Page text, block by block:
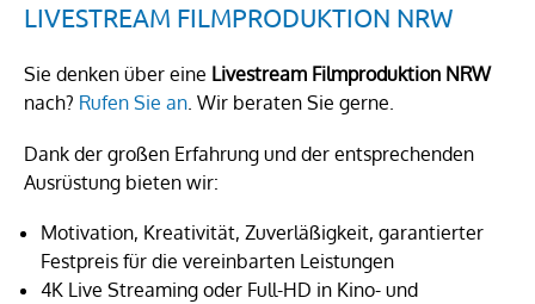
LIVESTREAM FILMPRODUKTION NRW
Sie denken über eine Livestream Filmproduktion NRW
nach? Rufen Sie an. Wir beraten Sie gerne.
Dank der großen Erfahrung und der entsprechenden
Ausrüstung bieten wir:
Motivation, Kreativität, Zuverläßigkeit, garantierter
Festpreis für die vereinbarten Leistungen
4K Live Streaming oder Full-HD in Kino- und